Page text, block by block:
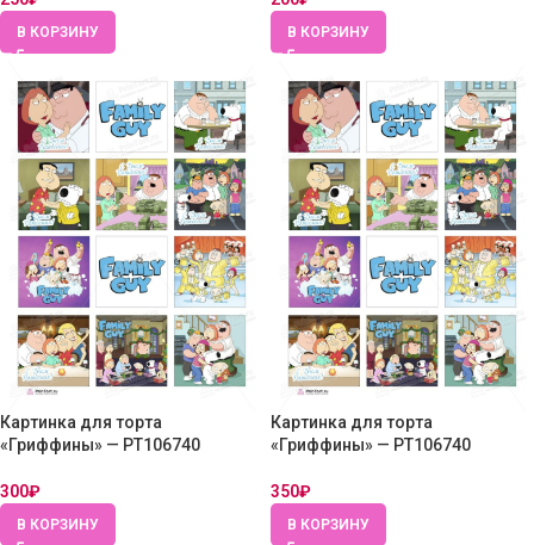
В КОРЗИНУ В КОРЗИНУ
Картинка для торта
«Гриффины» — PT106740
300₽
В КОРЗИНУ
Картинка для торта
«Гриффины» — PT106740
350₽
В КОРЗИНУ